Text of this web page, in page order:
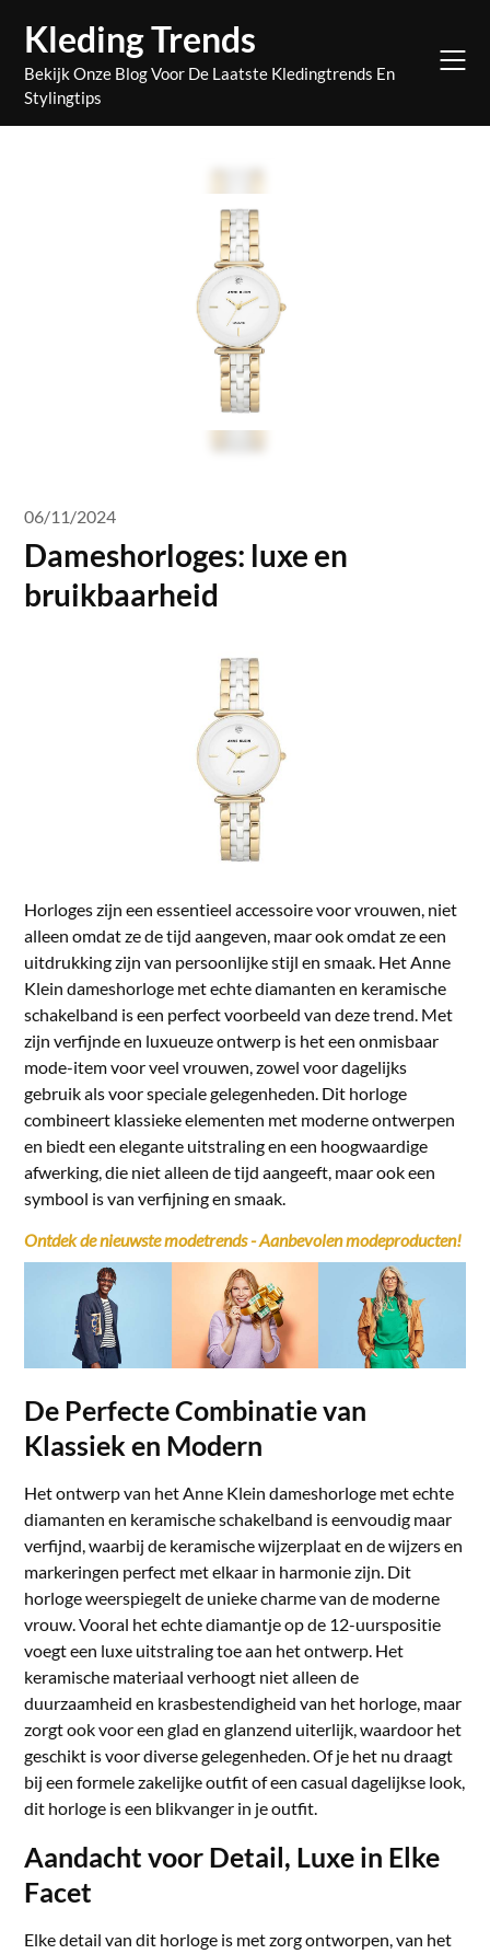
content
Kleding Trends
Bekijk Onze Blog Voor De Laatste Kledingtrends En
Stylingtips
06/11/2024
Dameshorloges: luxe en
bruikbaarheid
Horloges zijn een essentieel accessoire voor vrouwen, niet
alleen omdat ze de tijd aangeven, maar ook omdat ze een
uitdrukking zijn van persoonlijke stijl en smaak. Het Anne
Klein dameshorloge met echte diamanten en keramische
schakelband is een perfect voorbeeld van deze trend. Met
zijn verfijnde en luxueuze ontwerp is het een onmisbaar
mode-item voor veel vrouwen, zowel voor dagelijks
gebruik als voor speciale gelegenheden. Dit horloge
combineert klassieke elementen met moderne ontwerpen
en biedt een elegante uitstraling en een hoogwaardige
afwerking, die niet alleen de tijd aangeeft, maar ook een
symbool is van verfijning en smaak.
Ontdek de nieuwste modetrends - Aanbevolen modeproducten!
De Perfecte Combinatie van
Klassiek en Modern
Het ontwerp van het Anne Klein dameshorloge met echte
diamanten en keramische schakelband is eenvoudig maar
verfijnd, waarbij de keramische wijzerplaat en de wijzers en
markeringen perfect met elkaar in harmonie zijn. Dit
horloge weerspiegelt de unieke charme van de moderne
vrouw. Vooral het echte diamantje op de 12-uurspositie
voegt een luxe uitstraling toe aan het ontwerp. Het
keramische materiaal verhoogt niet alleen de
duurzaamheid en krasbestendigheid van het horloge, maar
zorgt ook voor een glad en glanzend uiterlijk, waardoor het
geschikt is voor diverse gelegenheden. Of je het nu draagt
bij een formele zakelijke outfit of een casual dagelijkse look,
dit horloge is een blikvanger in je outfit.
Aandacht voor Detail, Luxe in Elke
Facet
Elke detail van dit horloge is met zorg ontworpen, van het